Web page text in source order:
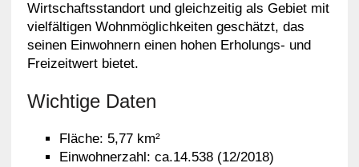
Wirtschaftsstandort und gleichzeitig als Gebiet mit
vielfältigen Wohnmöglichkeiten geschätzt, das
seinen Einwohnern einen hohen Erholungs- und
Freizeitwert bietet.
Wichtige Daten
Fläche: 5,77 km²
Einwohnerzahl: ca.14.538 (12/2018)